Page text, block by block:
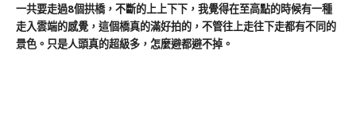
一共要走過8個拱橋，不斷的上上下下，我覺得在至高點的時候有一種
走入雲端的感覺，這個橋真的滿好拍的，不管往上走往下走都有不同的
景色。只是人頭真的超級多，怎麼避都避不掉。